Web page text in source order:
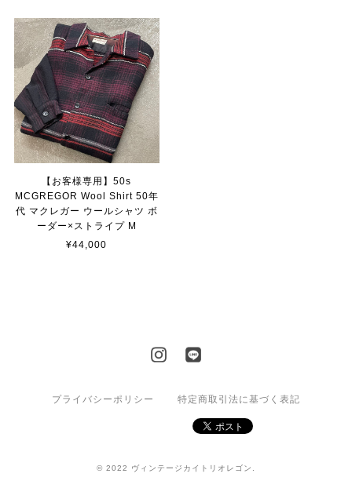
【お客様専用】50s
MCGREGOR Wool Shirt 50年
代 マクレガー ウールシャツ ボ
ーダー×ストライプ M
¥44,000
プライバシーポリシー 特定商取引法に基づく表記
© 2022 ヴィンテージカイトリオレゴン.